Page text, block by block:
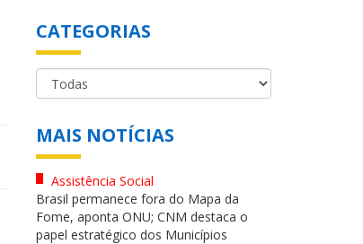
CATEGORIAS
MAIS NOTÍCIAS
Assistência Social
Brasil permanece fora do Mapa da
Fome, aponta ONU; CNM destaca o
papel estratégico dos Municípios